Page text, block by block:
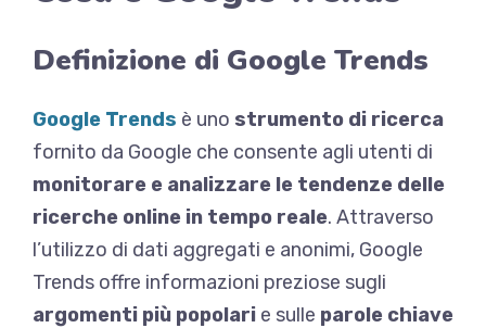
Definizione di Google Trends
Google Trends è uno strumento di ricerca
fornito da Google che consente agli utenti di
monitorare e analizzare le tendenze delle
ricerche online in tempo reale. Attraverso
l’utilizzo di dati aggregati e anonimi, Google
Trends offre informazioni preziose sugli
argomenti più popolari e sulle parole chiave